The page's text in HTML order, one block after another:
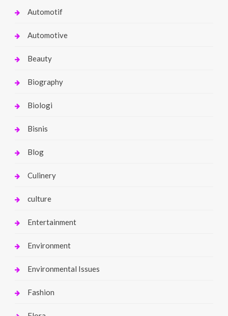
Automotif
Automotive
Beauty
Biography
Biologi
Bisnis
Blog
Culinery
culture
Entertainment
Environment
Environmental Issues
Fashion